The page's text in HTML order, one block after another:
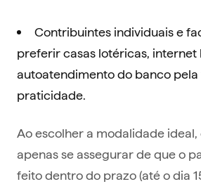
Contribuintes individuais e
preferir casas lotéricas, internet
autoatendimento do banco
praticidade.
Ao escolher a modalidade
apenas se assegurar de que o
feito dentro do prazo (até o dia